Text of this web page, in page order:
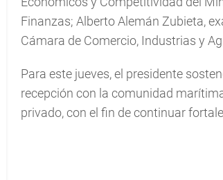
Finanzas; Alberto Alemán Zubieta,
Cámara de Comercio, Industrias y
Para este jueves, el presidente
recepción con la comunidad
privado, con el fin de continuar